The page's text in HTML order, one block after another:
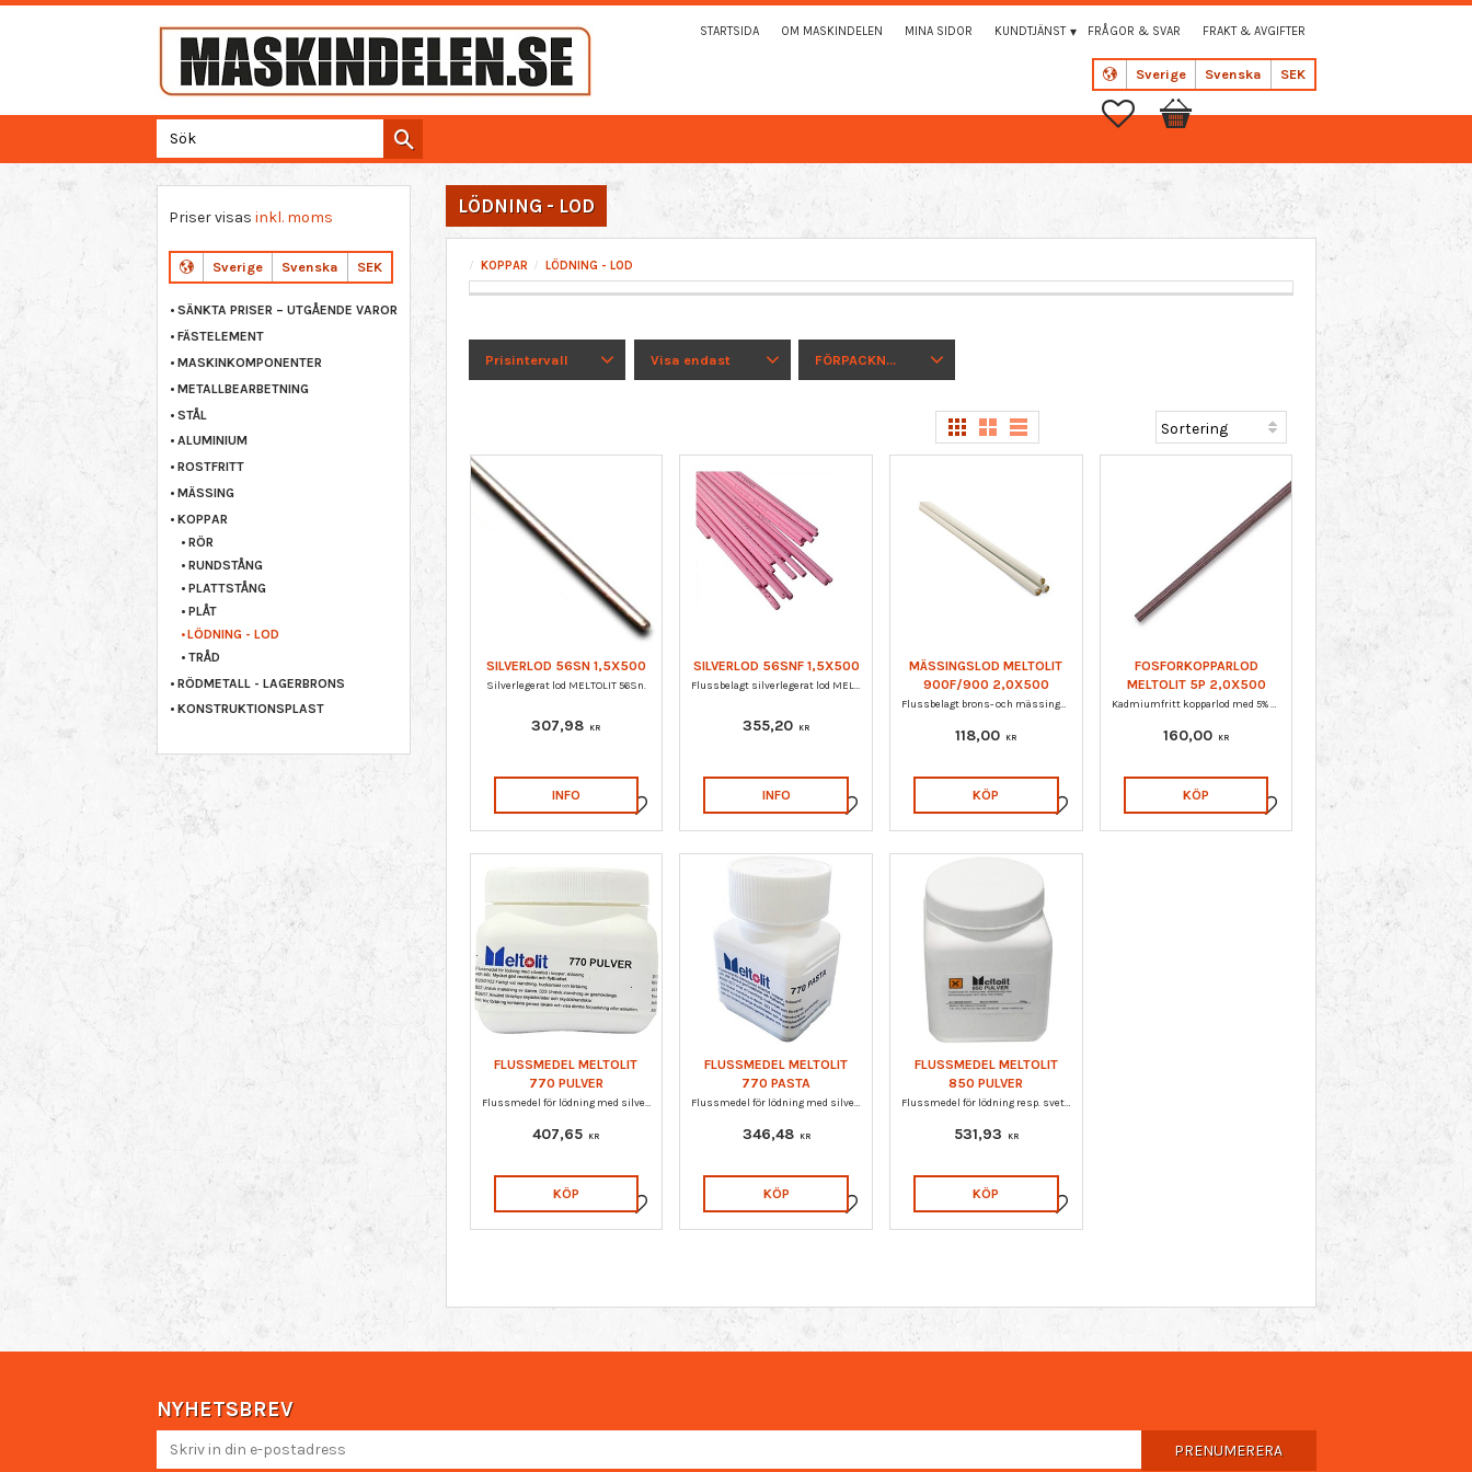
Sverige Svenska SEK
STARTSIDA OM MASKINDELEN MINA SIDOR KUNDTJÄNST FRÅGOR & SVAR FRAKT & AVGIFTER
Favoriter
Kundvagn
LÖDNING - LOD
KOPPAR LÖDNING - LOD
Prisintervall Visa endast FÖRPACKNING
SILVERLOD 56SN 1,5X500
Silverlegerat lod MELTOLIT 56Sn.
307,98 KR
Lägg till i favoriter
INFO
SILVERLOD 56SNF 1,5X500
355,20 KR
Lägg till i favoriter
INFO
MÄSSINGSLOD MELTOLIT
900F/900 2,0X500
118,00 KR
Lägg till i favoriter
KÖP
FOSFORKOPPARLOD
MELTOLIT 5P 2,0X500
160,00 KR
Lägg till i favoriter
KÖP
FLUSSMEDEL MELTOLIT
770 PULVER
Flussmedel för lödning med silverlod i koppar, mässing, stål och rostfritt stål. Mycket god reaktivitet och flytbarhet.
407,65 KR
Lägg till i favoriter
KÖP
FLUSSMEDEL MELTOLIT
770 PASTA
Flussmedel för lödning med silverlod i koppar, mässing, stål och rostfritt stål. Mycket god reaktivitet och flytbarhet.
346,48 KR
Lägg till i favoriter
KÖP
FLUSSMEDEL MELTOLIT
850 PULVER
Flussmedel för lödning resp. svetslödning med brons/mässingslod. Finns i pulverform.
531,93 KR
Lägg till i favoriter
KÖP
Priser visas inkl. moms
Sverige Svenska SEK
SÄNKTA PRISER – UTGÅENDE VAROR
FÄSTELEMENT
MASKINKOMPONENTER
METALLBEARBETNING
STÅL
ALUMINIUM
ROSTFRITT
MÄSSING
KOPPAR
RÖR
RUNDSTÅNG
PLATTSTÅNG
PLÅT
LÖDNING - LOD
TRÅD
RÖDMETALL - LAGERBRONS
KONSTRUKTIONSPLAST
NYHETSBREV
PRENUMERERA